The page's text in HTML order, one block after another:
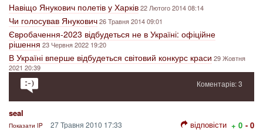
Навіщо Янукович полетів у Харків22 Лютого 2014 08:14
Чи голосував Янукович26 Травня 2014 09:01
Євробачення-2023 відбудеться не в Україні: офіційне
рішення23 Червня 2022 19:20
В Україні вперше відбудеться світовий конкурс краси 29 Жовтня
2021 20:39
Коментарів: 3
seal
Показати IP 27 Травня 2010 17:33 відповісти + 0 - 0